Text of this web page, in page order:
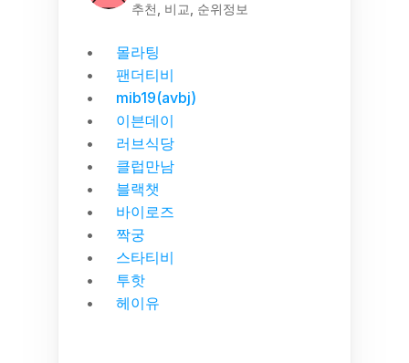
추천, 비교, 순위정보
몰라팅
팬더티비
mib19(avbj)
이븐데이
러브식당
클럽만남
블랙챗
바이로즈
짝궁
스타티비
투핫
헤이유